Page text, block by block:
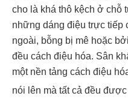
cho là khá thô kệch ở chỗ
những dáng điệu trực tiếp
ngoài, bỗng bị mê hoặc
đều cách điệu hóa. Sân
một nền tảng cách điệu
nói lên mà tất cả đều được